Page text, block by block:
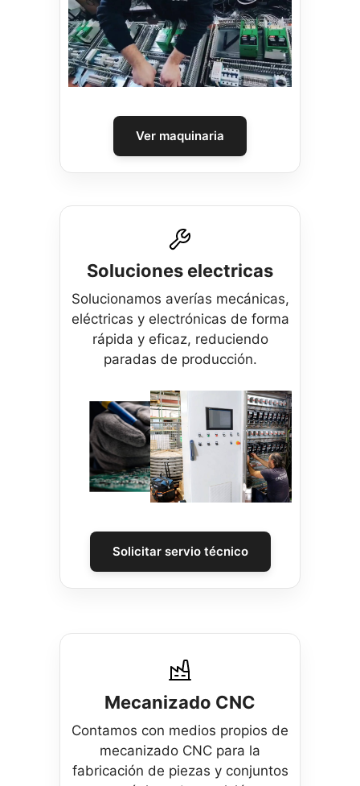
Ver maquinaria
Soluciones electricas
Solucionamos averías mecánicas,
eléctricas y electrónicas de forma
rápida y eficaz, reduciendo
paradas de producción.
Solicitar servio técnico
Mecanizado CNC
Contamos con medios propios de
mecanizado CNC para la
fabricación de piezas y conjuntos